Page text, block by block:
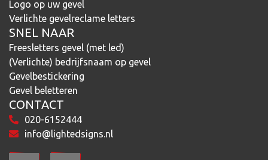
Logo op uw gevel
Verlichte gevelreclame letters
SNEL NAAR
Freesletters gevel (met led)
(Verlichte) bedrijfsnaam op gevel
Gevelbestickering
Gevel beletteren
CONTACT
020-6152444
info@lightedsigns.nl